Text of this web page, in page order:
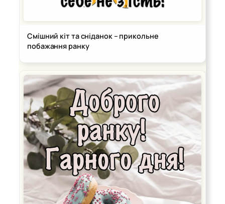
Смішний кіт та сніданок – прикольне
побажання ранку